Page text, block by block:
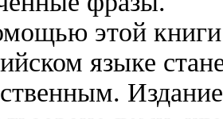
этой
языке